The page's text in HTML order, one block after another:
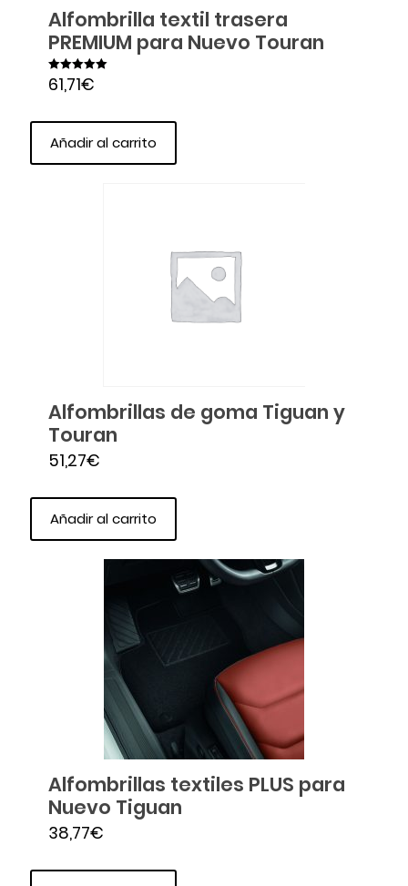
Alfombrilla textil trasera
PREMIUM para Nuevo Touran
Valorado en
5.00
61,71€
Añadir al carrito
Alfombrillas de goma Tiguan y
Touran
51,27€
Añadir al carrito
Alfombrillas textiles PLUS para
Nuevo Tiguan
38,77€